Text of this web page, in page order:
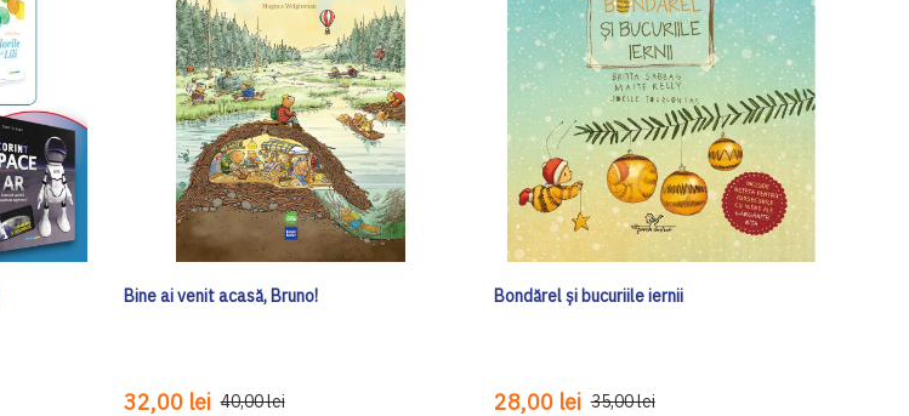
Bine ai venit acasă, Bruno!
32,00 lei 40,00 lei
Bondărel și bucuriile iernii
28,00 lei 35,00 lei